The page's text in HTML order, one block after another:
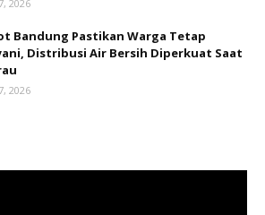
2026
Bandung Pastikan Warga Tetap
Distribusi Air Bersih Diperkuat Saat
2026